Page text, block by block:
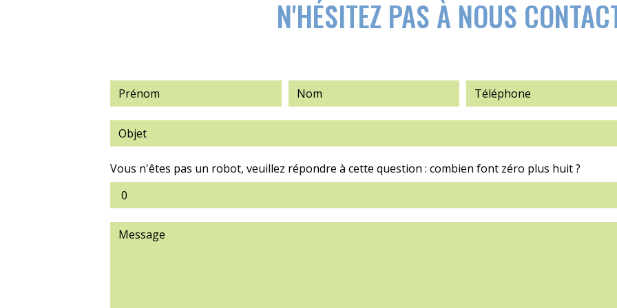
N'HÉSITEZ PAS À NOUS
Vous n'êtes pas un robot, veuillez répondre à cette question : combien font zéro plus huit ?